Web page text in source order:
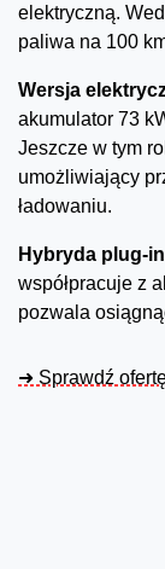
elektryczną.
paliwa na 100
Wersja
akumulator 73
Jeszcze w tym
umożliwiający
ładowaniu.
Hybryda plug-
współpracuje z
pozwala
➜ Sprawdź